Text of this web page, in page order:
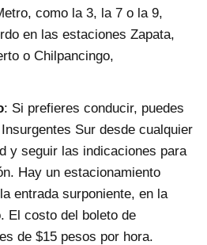
como la 3, la 7 o la 9,
en las estaciones Zapata,
o Chilpancingo,
: Si prefieres conducir, puedes
Sur desde cualquier
y seguir las indicaciones para
Hay un estacionamiento
entrada surponiente, en la
El costo del boleto de
de $15 pesos por hora.